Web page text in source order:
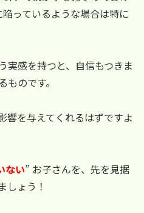
っているような場合は特に
実感を持つと、自信もつきま
ものです。
響を与えてくれるはずですよ
ない” お子さんを、先を見据
しょう！